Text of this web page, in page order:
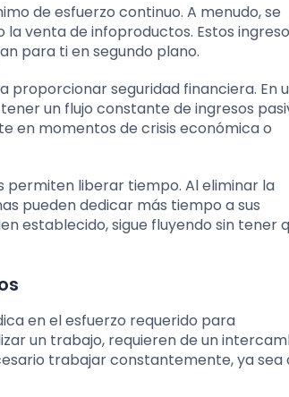
de esfuerzo continuo. A menudo, se
venta de infoproductos. Estos
para ti en segundo plano.
proporcionar seguridad financiera. En
un flujo constante de ingresos
en momentos de crisis económica o
permiten liberar tiempo. Al eliminar la
pueden dedicar más tiempo a sus
establecido, sigue fluyendo sin tener
en el esfuerzo requerido para
un trabajo, requieren de un
trabajar constantemente, ya sea